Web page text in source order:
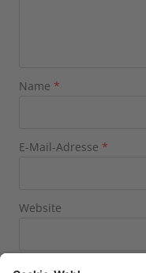
Name *
E-Mail-Adresse *
Website
Name, E-Mail-